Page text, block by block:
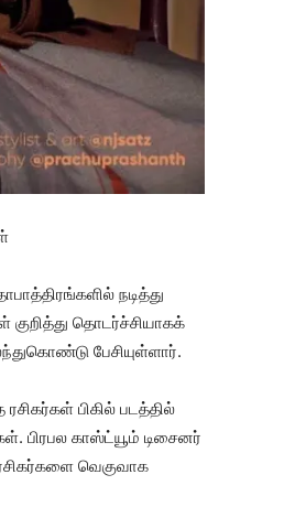
நடித்து
குறித்து தொடர்ச்சியாகக்
பேசியுள்ளார்.
பிகில் படத்தில்
பிரபல காஸ்ட்யூம் டிசைனர்
வெகுவாக